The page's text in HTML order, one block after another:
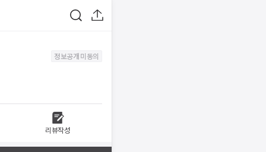
정보공개 미동의
리뷰작성